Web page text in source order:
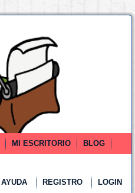
MI ESCRITORIO
BLOG
AYUDA REGISTRO LOGIN